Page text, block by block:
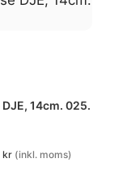
Jesse DJE, 14cm. 025.
kr (inkl. moms)